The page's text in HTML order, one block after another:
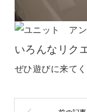
いろんなリク
ぜひ遊びに来て